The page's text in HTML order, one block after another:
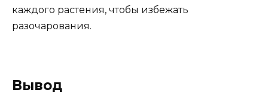
каждого растения, чтобы избежать
разочарования.
Вывод